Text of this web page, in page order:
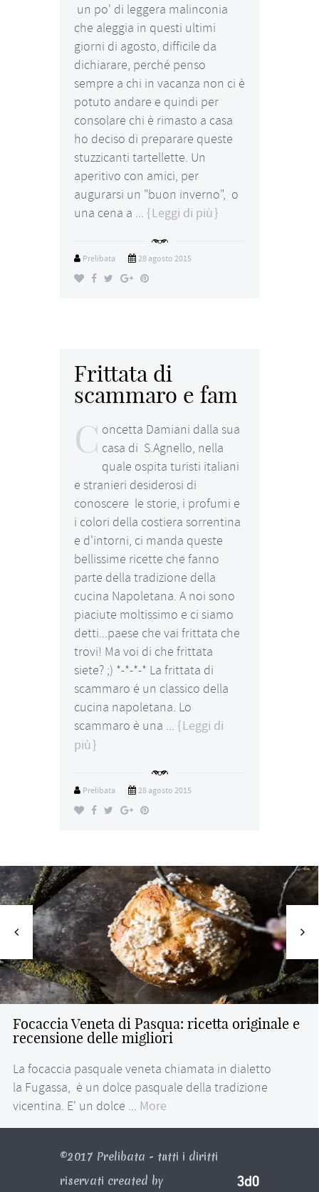
un po' di leggera malinconia
che aleggia in questi ultimi
giorni di agosto, difficile da
dichiarare, perché penso
sempre a chi in vacanza non ci è
potuto andare e quindi per
consolare chi è rimasto a casa
ho deciso di preparare queste
stuzzicanti tartellette. Un
aperitivo con amici, per
augurarsi un "buon inverno", o
una cena a ... Leggi di più
Prelibata 28 agosto 2015
Frittata di
scammaro e fam
C oncetta Damiani dalla sua
casa di S.Agnello, nella
quale ospita turisti italiani
e stranieri desiderosi di
conoscere le storie, i profumi e
i colori della costiera sorrentina
e d'intorni, ci manda queste
bellissime ricette che fanno
parte della tradizione della
cucina Napoletana. A noi sono
piaciute moltissimo e ci siamo
detti...paese che vai frittata che
trovi! Ma voi di che frittata
siete? ;) *-*-*-* La frittata di
scammaro é un classico della
cucina napoletana. Lo
scammaro è una ... Leggi di
più
Prelibata 28 agosto 2015
Focaccia Veneta di Pasqua: ricetta originale e
recensione delle migliori
La focaccia pasquale veneta chiamata in dialetto
la Fugassa, è un dolce pasquale della tradizione
vicentina. E' un dolce ... More
©2017 Prelibata - tutti i diritti
riservati created by